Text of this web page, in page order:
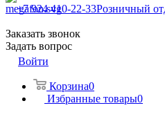
+7 924 410-22-33Розничный
Заказать звонок
Задать вопрос
Войти
Корзина0
Избранные товары0